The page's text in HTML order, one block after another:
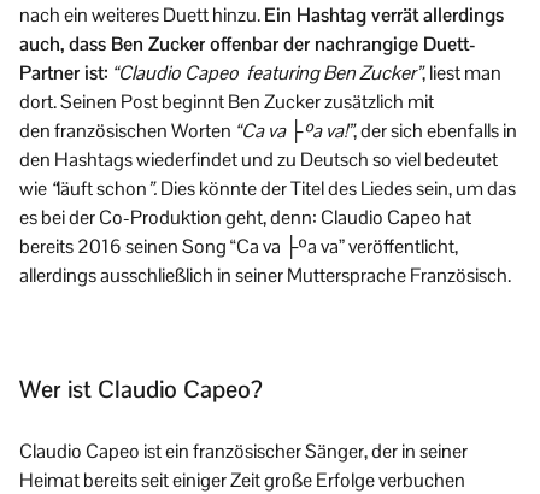
nach ein weiteres Duett hinzu.Ein Hashtag verrät allerdings
auch, dass Ben Zucker offenbar der nachrangige Duett-
Partner ist: “Claudio Capeo featuring Ben Zucker”, liest man
dort. Seinen Post beginnt Ben Zucker zusätzlich mit
den französischen Worten “Ca va ├ºa va!”, der sich ebenfalls in
den Hashtags wiederfindet und zu Deutsch so viel bedeutet
wie “läuft schon”.Dies könnte der Titel des Liedes sein, um das
es bei der Co-Produktion geht, denn: Claudio Capeo hat
bereits 2016 seinen Song “Ca va ├ºa va” veröffentlicht,
allerdings ausschließlich in seiner Muttersprache Französisch.
Wer ist Claudio Capeo?
Claudio Capeo ist ein französischer Sänger, der in seiner
Heimat bereits seit einiger Zeit große Erfolge verbuchen